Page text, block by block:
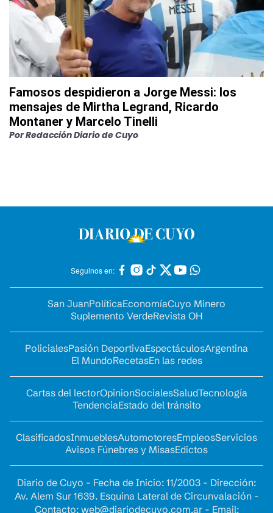
Famosos despidieron a Jorge Messi: los
mensajes de Mirtha Legrand, Ricardo
Montaner y Marcelo Tinelli
PorRedacción Diario de Cuyo
Seguinos en:
San JuanPolíticaEconomíaCuyo Minero
Suplemento VerdeRevista OH
PolicialesPasión DeportivaEspectáculosArgentina
El MundoRecetasEn las redes
Cartas del lectorOpinionSocialesSaludTecnología
TendenciaEstado del tránsito
ClasificadosInmueblesAutomotoresEmpleosServicios
Avisos Fúnebres y MisasEdictos
Diario de Cuyo - Fecha de Inicio: 11/2003 - Dirección:
Av. Alem Sur 1639. Esquina Lateral de Circunvalación -
Contacto: web@diariodecuyo.com.ar- Email: